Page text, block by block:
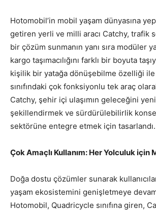
Hotomobil’in mobil yaşam dünyasına
getiren yerli ve milli aracı Catchy, trafik
bir çözüm sunmanın yanı sıra modüler
kargo taşımacılığını farklı bir boyuta
kişilik bir yatağa dönüşebilme özelliği ile
sınıfındaki çok fonksiyonlu tek araç
Catchy, şehir içi ulaşımın geleceğini
şekillendirmek ve sürdürülebilirlik
sektörüne entegre etmek için tasarlandı.
Çok Amaçlı Kullanım: Her Yolculuk için
Doğa dostu çözümler sunarak
yaşam ekosistemini genişletmeye
Hotomobil, Quadricycle sınıfına giren,